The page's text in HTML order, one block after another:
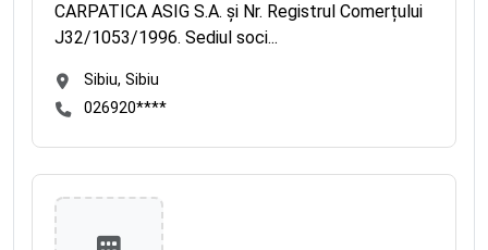
CARPATICA ASIG S.A. și Nr. Registrul Comerțului
J32/1053/1996. Sediul soci...
Sibiu, Sibiu
026920****